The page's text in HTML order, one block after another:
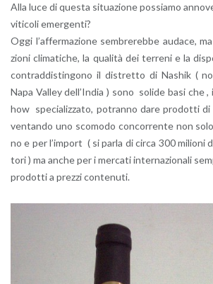
Alla luce di que­sta si­tua­zio­ne pos­sia­mo
vi­ti­co­li emer­gen­ti?
Oggi l’af­fer­ma­zio­ne sem­bre­reb­be au­da­ce,
zio­ni cli­ma­ti­che, la qua­li­tà dei ter­re­ni e la
con­trad­di­stin­go­no il di­stret­to di Na­shik (
Napa Val­ley del­l’In­dia ) sono so­li­de basi che
how spe­cia­liz­za­to, po­tran­no dare pro­dot­ti
ven­tan­do uno sco­mo­do con­cor­ren­te non
no e per l’im­port ( si parla di circa 300 mi­lio­ni
to­ri ) ma anche per i mer­ca­ti in­ter­na­zio­na­li
pro­dot­ti a prez­zi con­te­nu­ti.